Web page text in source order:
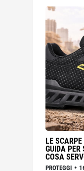
LE
GUIDA PER
COSA
PROTEGGI •